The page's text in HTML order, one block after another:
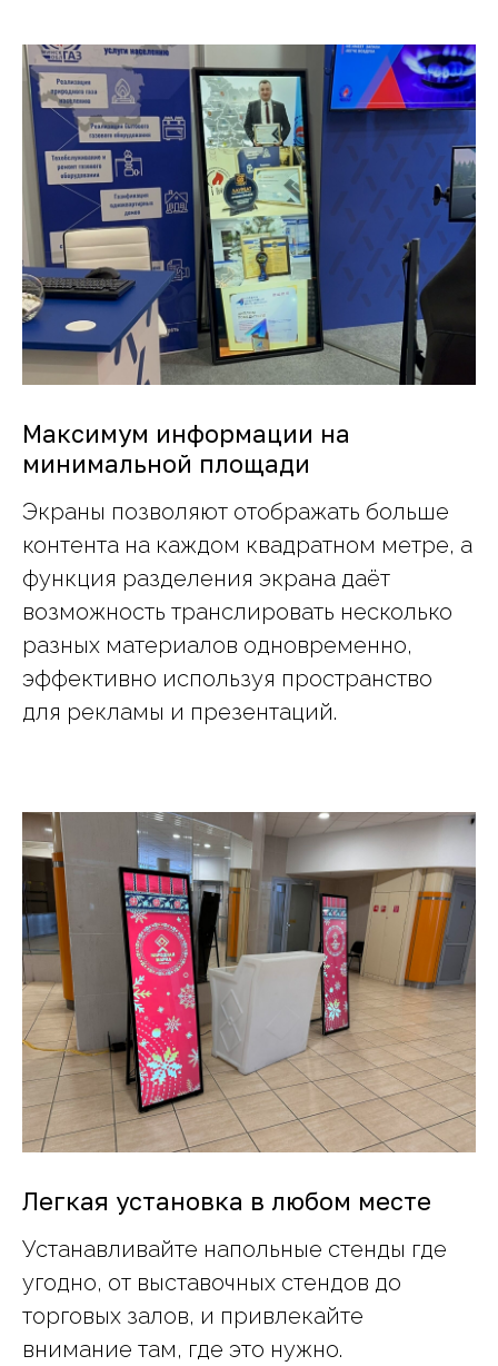
Максимум информации на
минимальной площади
Экраны позволяют отображать больше
контента на каждом квадратном метре, а
функция разделения экрана даёт
возможность транслировать несколько
разных материалов одновременно,
эффективно используя пространство
для рекламы и презентаций.
Легкая установка в любом месте
Устанавливайте напольные стенды где
угодно, от выставочных стендов до
торговых залов, и привлекайте
внимание там, где это нужно.